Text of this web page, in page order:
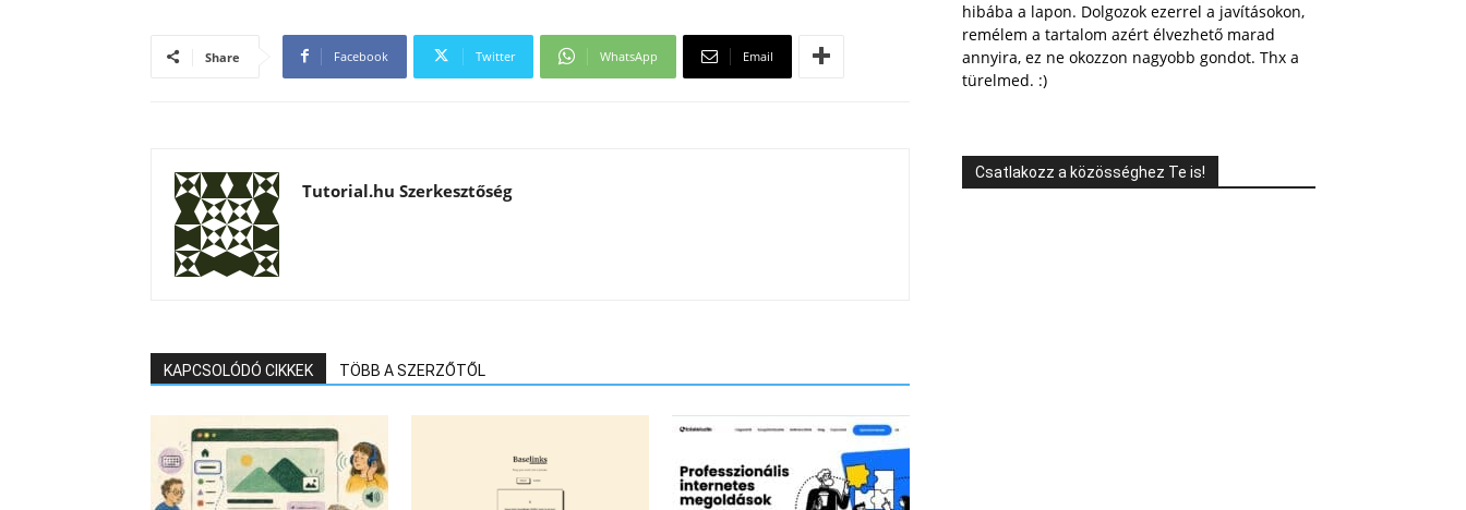
Share Facebook Twitter WhatsApp Email
Tutorial.hu Szerkesztőség
KAPCSOLÓDÓ CIKKEK TÖBB A SZERZŐTŐL
hibába a lapon. Dolgozok ezerrel a javításokon,
remélem a tartalom azért élvezhető marad
annyira, ez ne okozzon nagyobb gondot. Thx a
türelmed. :)
Csatlakozz a közösséghez Te is!